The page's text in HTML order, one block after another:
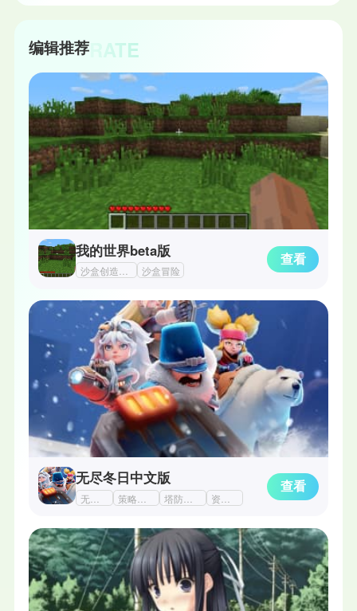
编辑推荐RATE
我的世界beta版
沙盒冒险
查看
无尽冬日中文版 查看